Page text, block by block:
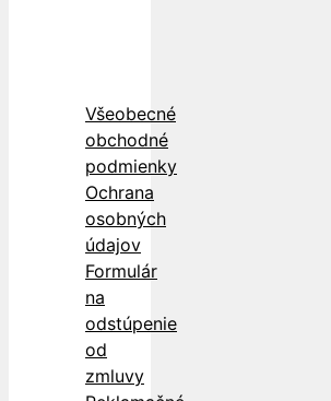
Všeobecné
obchodné
podmienky
Ochrana
osobných
údajov
Formulár
na
odstúpenie
od
zmluvy